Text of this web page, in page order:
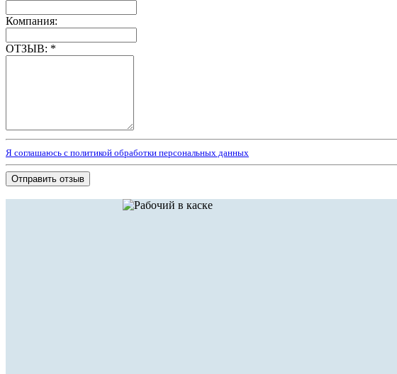
Компания:
ОТЗЫВ: *
Я соглашаюсь с политикой обработки персональных данных
Отправить отзыв